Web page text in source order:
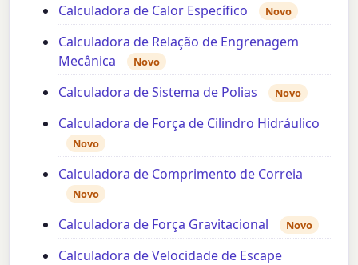
Calculadora de Calor Específico Novo
Calculadora de Relação de Engrenagem
Mecânica
Novo
Calculadora de Sistema de Polias Novo
Calculadora de Força de Cilindro Hidráulico
Novo
Calculadora de Comprimento de Correia
Novo
Calculadora de Força Gravitacional Novo
Calculadora de Velocidade de Escape